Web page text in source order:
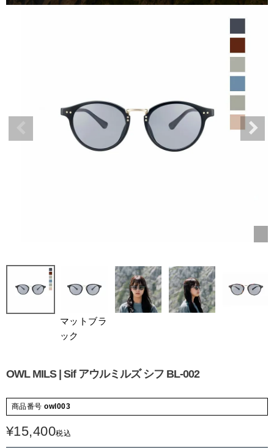
マットブラ
ック
OWL MILS | Sif アウルミルズ シフ BL-002
商品番号 owl003
¥15,400税込